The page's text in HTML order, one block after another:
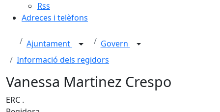
Rss
Adreces i telèfons
Ajuntament
Govern
Informació dels regidors
Vanessa Martinez Crespo
ERC .